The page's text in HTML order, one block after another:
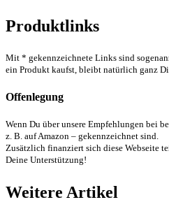
Produktlinks
Mit * gekennzeichnete Links sind
ein Produkt kaufst, bleibt natürlich ganz
Offenlegung
Wenn Du über unsere Empfehlungen bei
z. B. auf Amazon – gekennzeichnet sind.
Zusätzlich finanziert sich diese Webseite
Deine Unterstützung!
Weitere Artikel